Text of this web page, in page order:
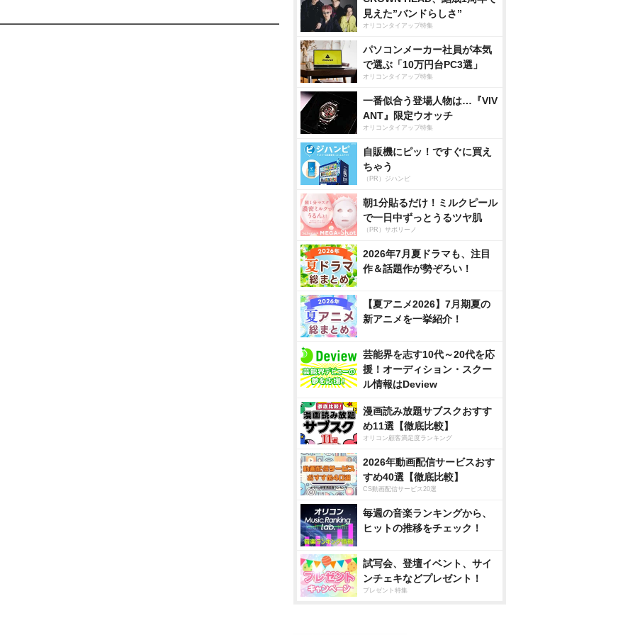
見えた”バンドらしさ”
オリコンタイアップ特集
パソコンメーカー社員が本気
で選ぶ「10万円台PC3選」
オリコンタイアップ特集
一番似合う登場人物は…『VIV
ANT』限定ウオッチ
オリコンタイアップ特集
自販機にピッ！ですぐに買え
ちゃう
（PR）ジハンピ
朝1分貼るだけ！ミルクピール
で一日中ずっとうるツヤ肌
（PR）サボリーノ
2026年7月夏ドラマも、注目
作＆話題作が勢ぞろい！
【夏アニメ2026】7月期夏の
新アニメを一挙紹介！
芸能界を志す10代～20代を応
援！オーディション・スクー
ル情報はDeview
漫画読み放題サブスクおすす
め11選【徹底比較】
オリコン顧客満足度ランキング
2026年動画配信サービスおす
すめ40選【徹底比較】
CS動画配信サービス20選
毎週の音楽ランキングから、
ヒットの推移をチェック！
試写会、登壇イベント、サイ
ンチェキなどプレゼント！
プレゼント特集